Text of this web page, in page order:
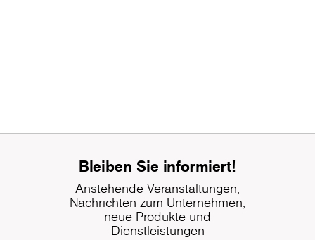
Bleiben Sie informiert!
Anstehende Veranstaltungen,
Nachrichten zum Unternehmen,
neue Produkte und
Dienstleistungen